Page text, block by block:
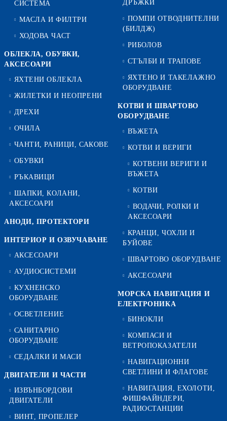
СИСТЕМА
МАСЛА И ФИЛТРИ
ХОДОВА ЧАСТ
ОБЛЕКЛА, ОБУВКИ,
АКСЕСОАРИ
ЯХТЕНИ ОБЛЕКЛА
ЖИЛЕТКИ И НЕОПРЕНИ
ДРЕХИ
ОЧИЛА
ЧАНТИ, РАНИЦИ, САКОВЕ
ОБУВКИ
РЪКАВИЦИ
ШАПКИ, КОЛАНИ,
АКСЕСОАРИ
АНОДИ, ПРОТЕКТОРИ
ИНТЕРИОР И ОЗВУЧАВАНЕ
АКСЕСОАРИ
АУДИОСИСТЕМИ
КУХНЕНСКО
ОБОРУДВАНЕ
ОСВЕТЛЕНИЕ
САНИТАРНО
ОБОРУДВАНЕ
СЕДАЛКИ И МАСИ
ДВИГАТЕЛИ И ЧАСТИ
ИЗВЪНБОРДОВИ
ДВИГАТЕЛИ
ВИНТ, ПРОПЕЛЕР
ДРЪЖКИ
ПОМПИ ОТВОДНИТЕЛНИ
(БИЛДЖ)
РИБОЛОВ
СТЪЛБИ И ТРАПОВЕ
ЯХТЕНО И ТАКЕЛАЖНО
ОБОРУДВАНЕ
КОТВИ И ШВАРТОВО
ОБОРУДВАНЕ
ВЪЖЕТА
КОТВИ И ВЕРИГИ
КОТВЕНИ ВЕРИГИ И
ВЪЖЕТА
КОТВИ
ВОДАЧИ, РОЛКИ И
АКСЕСОАРИ
КРАНЦИ, ЧОХЛИ И
БУЙОВЕ
ШВАРТОВО ОБОРУДВАНЕ
АКСЕСОАРИ
МОРСКА НАВИГАЦИЯ И
ЕЛЕКТРОНИКА
БИНОКЛИ
КОМПАСИ И
ВЕТРОПОКАЗАТЕЛИ
НАВИГАЦИОННИ
СВЕТЛИНИ И ФЛАГОВЕ
НАВИГАЦИЯ, ЕХОЛОТИ,
ФИШФАЙНДЕРИ,
РАДИОСТАНЦИИ